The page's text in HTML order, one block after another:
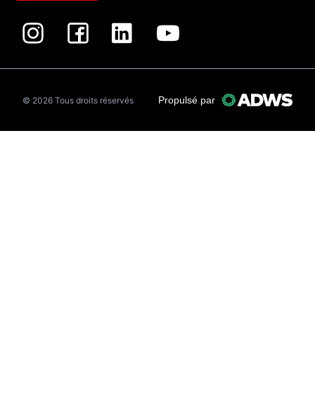
© 2026 Tous droits réservés Propulsé par